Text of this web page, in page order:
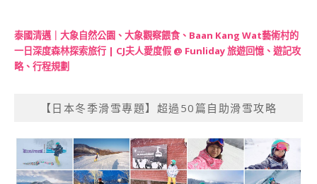
泰國清邁｜大象自然公園、大象觀察餵食、Baan Kang Wat藝術村的
一日深度森林探索旅行 | CJ夫人愛度假 @ Funliday 旅遊回憶、遊記攻
略、行程規劃
【日本冬季滑雪專題】超過50篇自助滑雪攻略